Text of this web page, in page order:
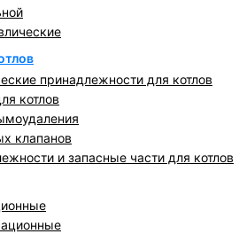
принадлежности для котлов
котлов
клапанов
и запасные части для котлов